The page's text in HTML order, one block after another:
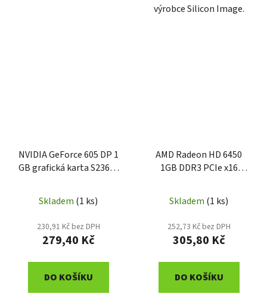
výrobce Silicon Image.
NVIDIA GeForce 605 DP 1
GB grafická karta S2361-
Skladem (1 ks)
230,91 Kč bez DPH
279,40 Kč
DO KOŠÍKU
AMD Radeon HD 6450
1GB DDR3 PCIe x16
Skladem (1 ks)
252,73 Kč bez DPH
305,80 Kč
DO KOŠÍKU